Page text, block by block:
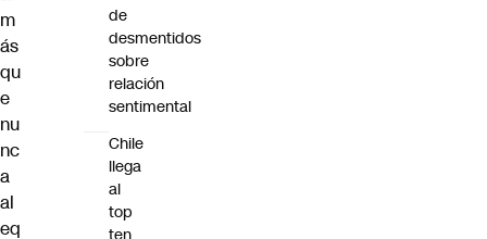
m
ás
qu
e
nu
nc
a
al
eq
de
desmentidos
sobre
relación
sentimental
Chile
llega
al
top
ten